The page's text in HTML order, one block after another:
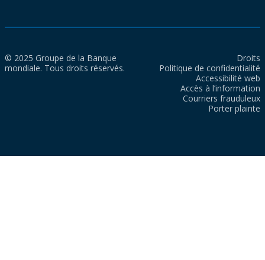
© 2025 Groupe de la Banque
mondiale. Tous droits réservés.
Droits
Politique de confidentialité
Accessibilité web
Accès à l’information
Courriers frauduleux
Porter plainte